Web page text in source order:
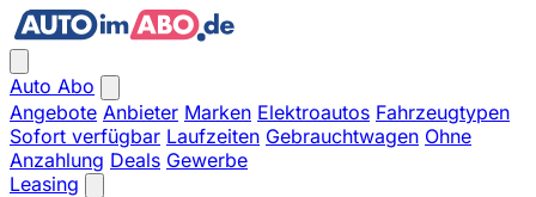
Auto Abo
Angebote Anbieter Marken Elektroautos Fahrzeugtypen
Sofort verfügbar Laufzeiten Gebrauchtwagen Ohne
Anzahlung Deals Gewerbe
Leasing